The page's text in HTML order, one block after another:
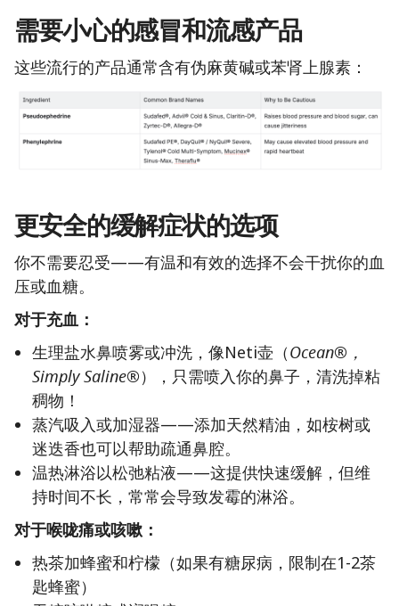
需要小心的感冒和流感产品
这些流行的产品通常含有伪麻黄碱或苯肾上腺素：
更安全的缓解症状的选项
你不需要忍受——有温和有效的选择不会干扰你的血
压或血糖。
对于充血：
生理盐水鼻喷雾或冲洗，像Neti壶（Ocean®，
Simply Saline®），只需喷入你的鼻子，清洗掉粘
稠物！
蒸汽吸入或加湿器——添加天然精油，如桉树或
迷迭香也可以帮助疏通鼻腔。
温热淋浴以松弛粘液——这提供快速缓解，但维
持时间不长，常常会导致发霉的淋浴。
对于喉咙痛或咳嗽：
热茶加蜂蜜和柠檬（如果有糖尿病，限制在1-2茶
匙蜂蜜）